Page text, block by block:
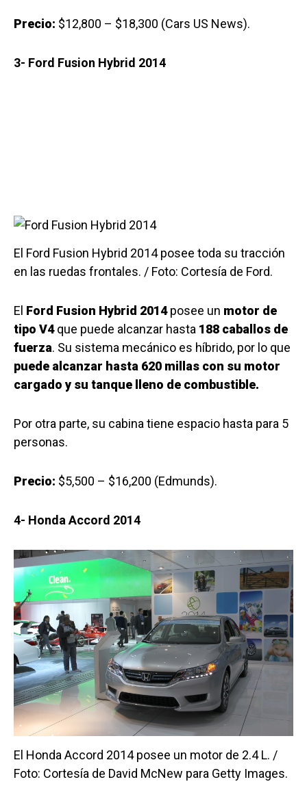
Precio: $12,800 – $18,300 (Cars US News).
3- Ford Fusion Hybrid 2014
El Ford Fusion Hybrid 2014 posee toda su tracción
en las ruedas frontales. / Foto: Cortesía de Ford.
El Ford Fusion Hybrid 2014posee un motor de
tipo V4que puede alcanzar hasta 188 caballos de
fuerza. Su sistema mecánico es híbrido, por lo que
puede alcanzar hasta 620 millas con su motor
cargado y su tanque lleno de combustible.
Por otra parte, su cabina tiene espacio hasta para 5
personas.
Precio: $5,500 – $16,200 (Edmunds).
4- Honda Accord 2014
El Honda Accord 2014 posee un motor de 2.4 L. /
Foto: Cortesía de David McNew para Getty Images.